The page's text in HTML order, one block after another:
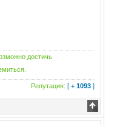
достичь
Репутация: [+ 1093 ]